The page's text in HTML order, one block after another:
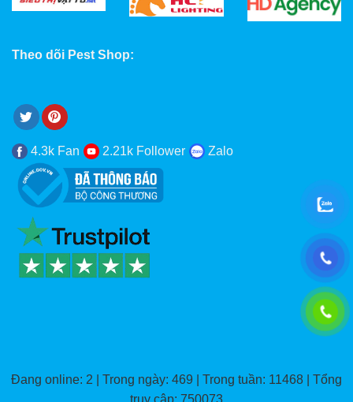
Theo dõi Pest Shop:
4.3k Fan 2.21k Follower Zalo
Đang online: 2 | Trong ngày: 469 | Trong tuần: 11468 | Tổng
truy cập: 750073